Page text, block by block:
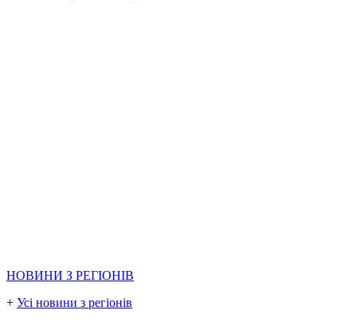
НОВИНИ З РЕГІОНІВ
+ Усі новини з регіонів